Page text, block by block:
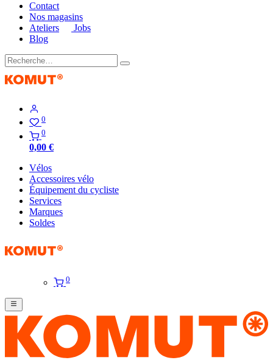
Contact
Nos magasins
Ateliers
Jobs
Blog
0
0
0,00 €
Vélos
Accessoires vélo
Équipement du cycliste
Services
Marques
Soldes
0